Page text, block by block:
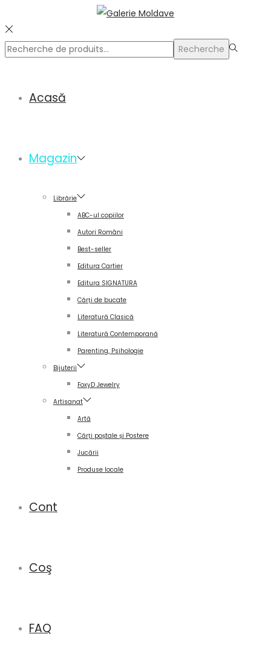
Rechercher
Recherche
Acasă
Magazin
Librărie
ABC-ul copiilor
Autori Români
Best-seller
Editura Cartier
Editura SIGNATURA
Cărți de bucate
Literatură Clasică
Literatură Contemporană
Parenting, Psihologie
Bijuterii
FoxyD Jewelry
Artisanat
Artă
Cărți poștale și Postere
Jucării
Produse locale
Cont
Coş
FAQ